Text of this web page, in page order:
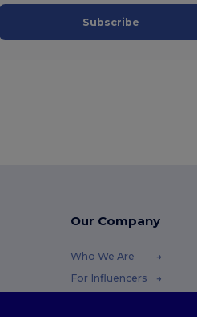
Subscribe
Our Company
Who We Are
For Influencers